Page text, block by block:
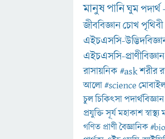
মানুষপানিঘুমপদার্থ
জীববিজ্ঞানচোখপৃথিবী
এইচএসসি-
এইচএসসি-প্রাণীবিজ্ঞান
রাসায়নিক#askশরীর
আলো#science
চুলচিকিৎসাপদার্থবিজ্ঞান
প্রযুক্তিসূর্যমহাকাশস্বাস্থ্য
গণিত প্রাণীবৈজ্ঞানিক